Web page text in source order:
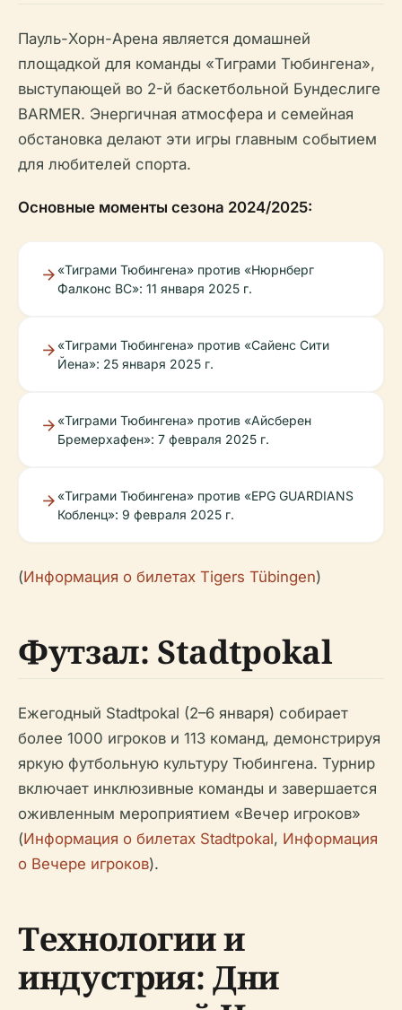
Пауль-Хорн-Арена является домашней
площадкой для команды «Тиграми Тюбингена»,
выступающей во 2-й баскетбольной Бундеслиге
BARMER. Энергичная атмосфера и семейная
обстановка делают эти игры главным событием
для любителей спорта.
Основные моменты сезона 2024/2025:
«Тиграми Тюбингена» против «Нюрнберг
Фалконс BC»: 11 января 2025 г.
«Тиграми Тюбингена» против «Сайенс Сити
Йена»: 25 января 2025 г.
«Тиграми Тюбингена» против «Айсберен
Бремерхафен»: 7 февраля 2025 г.
«Тиграми Тюбингена» против «EPG GUARDIANS
Кобленц»: 9 февраля 2025 г.
(Информация о билетах Tigers Tübingen)
Футзал: Stadtpokal
Ежегодный Stadtpokal (2–6 января) собирает
более 1000 игроков и 113 команд, демонстрируя
яркую футбольную культуру Тюбингена. Турнир
включает инклюзивные команды и завершается
оживленным мероприятием «Вечер игроков»
(Информация о билетах Stadtpokal, Информация
о Вечере игроков).
Технологии и
индустрия: Дни